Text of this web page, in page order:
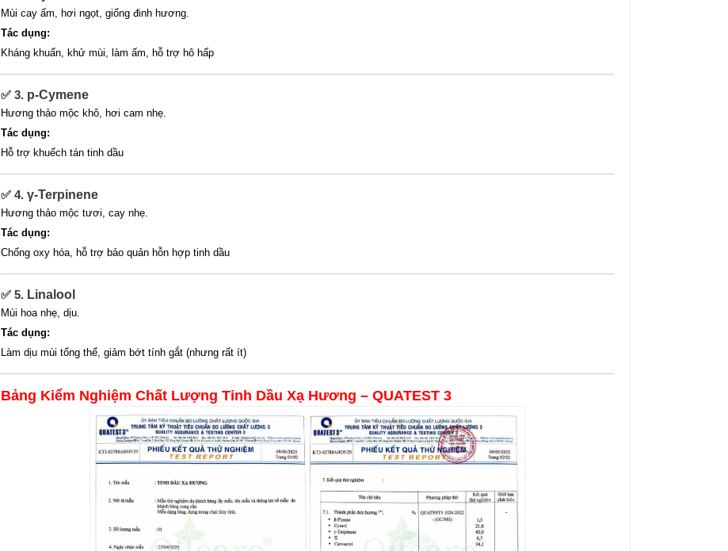
Mùi cay ấm, hơi ngọt, giống đinh hương.
Tác dụng:
Kháng khuẩn, khử mùi, làm ấm, hỗ trợ hô hấp
✅ 3. p-Cymene
Hương thảo mộc khô, hơi cam nhẹ.
Tác dụng:
Hỗ trợ khuếch tán tinh dầu
✅ 4. γ-Terpinene
Hương thảo mộc tươi, cay nhẹ.
Tác dụng:
Chống oxy hóa, hỗ trợ bảo quản hỗn hợp tinh dầu
✅ 5. Linalool
Mùi hoa nhẹ, dịu.
Tác dụng:
Làm dịu mùi tổng thể, giảm bớt tính gắt (nhưng rất ít)
Bảng Kiểm Nghiệm Chất Lượng Tinh Dầu Xạ Hương – QUATEST 3